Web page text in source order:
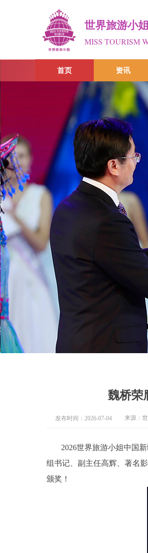
世界旅游小
MISS TOURISM
首页 资讯
发布时间： 2026-07-04
魏桥荣
2026世界旅游小姐中国
组书记、副主任高辉、著名
颁奖！
来源：